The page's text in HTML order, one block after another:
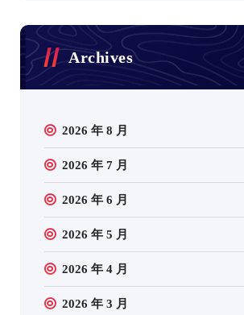
Archives
2026 年 8 月
2026 年 7 月
2026 年 6 月
2026 年 5 月
2026 年 4 月
2026 年 3 月